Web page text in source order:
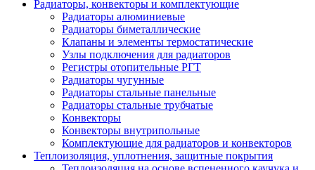
Радиаторы, конвекторы и комплектующие
Радиаторы алюминиевые
Радиаторы биметаллические
Клапаны и элементы термостатические
Узлы подключения для радиаторов
Регистры отопительные РГТ
Радиаторы чугунные
Радиаторы стальные панельные
Радиаторы стальные трубчатые
Конвекторы
Конвекторы внутрипольные
Комплектующие для радиаторов и конвекторов
Теплоизоляция, уплотнения, защитные покрытия